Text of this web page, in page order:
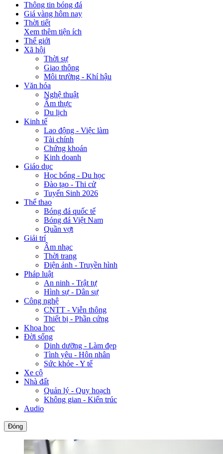
Thông tin bóng đá
Giá vàng hôm nay
Thời tiết
Xem thêm tiện ích
Thế giới
Xã hội
Thời sự
Giao thông
Môi trường - Khí hậu
Văn hóa
Nghệ thuật
Ẩm thực
Du lịch
Kinh tế
Lao động - Việc làm
Tài chính
Chứng khoán
Kinh doanh
Giáo dục
Học bổng - Du học
Đào tạo - Thi cử
Tuyển Sinh 2026
Thể thao
Bóng đá quốc tế
Bóng đá Việt Nam
Quần vợt
Giải trí
Âm nhạc
Thời trang
Điện ảnh - Truyền hình
Pháp luật
An ninh - Trật tự
Hình sự - Dân sự
Công nghệ
CNTT - Viễn thông
Thiết bị - Phần cứng
Khoa học
Đời sống
Dinh dưỡng - Làm đẹp
Tình yêu - Hôn nhân
Sức khỏe - Y tế
Xe cộ
Nhà đất
Quản lý - Quy hoạch
Không gian - Kiến trúc
Audio
Đóng